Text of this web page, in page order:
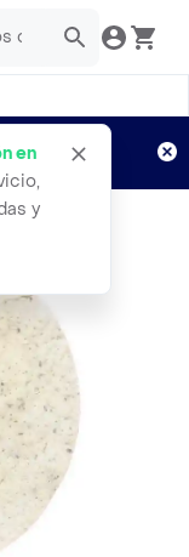
en
y
Aplican TyC